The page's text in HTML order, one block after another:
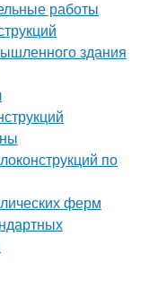
работы
здания
по
ферм